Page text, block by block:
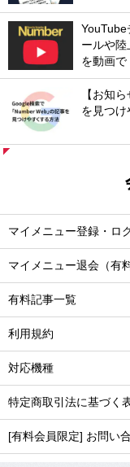
ールや
を動画で
【お知
を見つ
マイメニュー登録・ロ
マイメニュー退会（有
有料記事一覧
利用規約
対応機種
特定商取引法に基づく
[有料会員限定] お問い